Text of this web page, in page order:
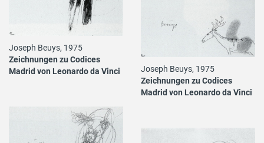
Joseph Beuys, 1975
Zeichnungen zu Codices
Madrid von Leonardo da Vinci
Joseph Beuys, 1975
Zeichnungen zu Codices
Madrid von Leonardo da Vinci